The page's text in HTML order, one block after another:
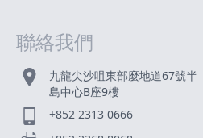
聯絡我們
九龍尖沙咀東部麼地道67號半
島中心B座9樓
+852 2313 0666